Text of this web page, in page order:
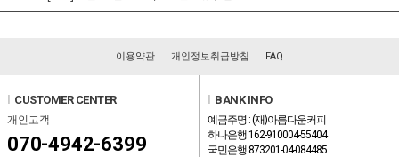
이용약관 개인정보취급방침 FAQ
CUSTOMER CENTER
개인고객
070-4942-6399
BANK INFO
예금주명 : (재)아름다운커피
하나은행 162-910004-55404
국민은행 873201-04-084485